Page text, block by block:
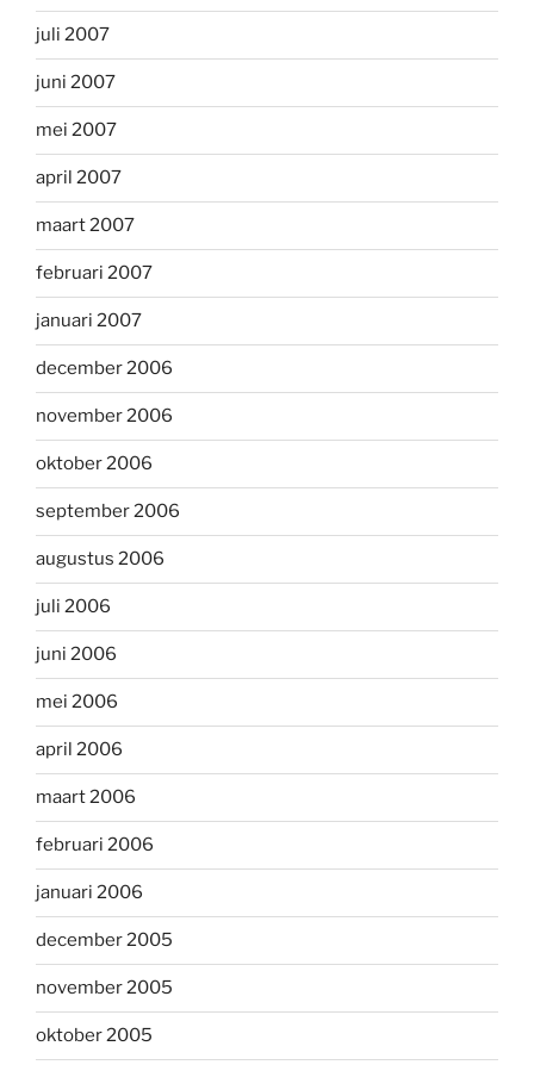
juli 2007
juni 2007
mei 2007
april 2007
maart 2007
februari 2007
januari 2007
december 2006
november 2006
oktober 2006
september 2006
augustus 2006
juli 2006
juni 2006
mei 2006
april 2006
maart 2006
februari 2006
januari 2006
december 2005
november 2005
oktober 2005